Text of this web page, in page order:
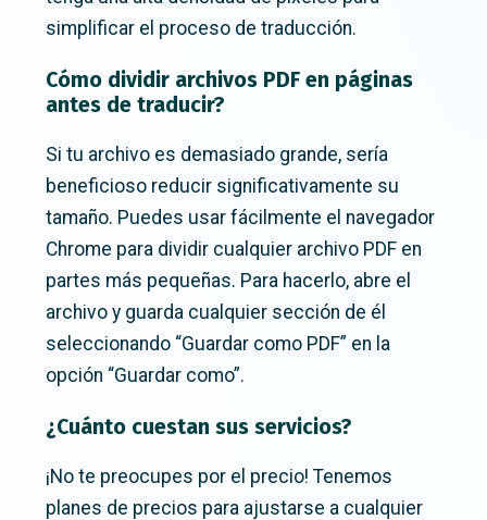
simplificar el proceso de traducción.
Cómo dividir archivos PDF en páginas
antes de traducir?
Si tu archivo es demasiado grande, sería
beneficioso reducir significativamente su
tamaño. Puedes usar fácilmente el navegador
Chrome para dividir cualquier archivo PDF en
partes más pequeñas. Para hacerlo, abre el
archivo y guarda cualquier sección de él
seleccionando “Guardar como PDF” en la
opción “Guardar como”.
¿Cuánto cuestan sus servicios?
¡No te preocupes por el precio! Tenemos
planes de precios para ajustarse a cualquier